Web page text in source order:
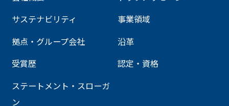
サステナビリティ
事業領域
拠点・グループ会社
沿革
受賞歴
認定・資格
ステートメント・スローガ
ン